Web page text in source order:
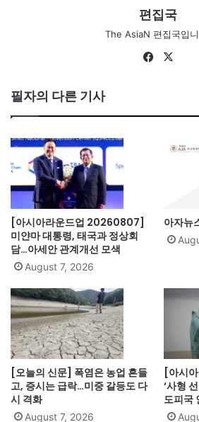
편집국
The AsiaN 편집국입
Fa
필자의 다른 기사
[아시아라운드업 20260807]
미얀마 대통령, 태국과 정상회
담…아세안 관계개선 모색
August 7, 2026
아자뉴
[오늘의 신문] 폭염은 농업 흔들
고, 증시는 급락…미중 갈등도 다
시 격화
August 7, 2026
[아시
‘사형
도피국